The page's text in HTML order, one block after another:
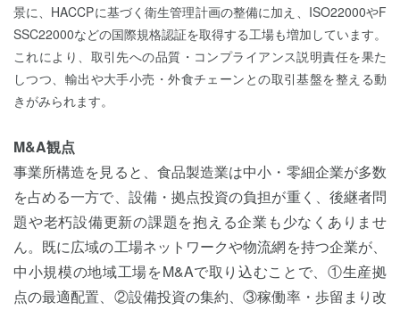
景に、HACCPに基づく衛生管理計画の整備に加え、ISO22000やF
SSC22000などの国際規格認証を取得する工場も増加しています。
これにより、取引先への品質・コンプライアンス説明責任を果た
しつつ、輸出や大手小売・外食チェーンとの取引基盤を整える動
きがみられます。
M&A観点
事業所構造を見ると、食品製造業は中小・零細企業が多数
を占める一方で、設備・拠点投資の負担が重く、後継者問
題や老朽設備更新の課題を抱える企業も少なくありませ
ん。既に広域の工場ネットワークや物流網を持つ企業が、
中小規模の地域工場をM&Aで取り込むことで、①生産拠
点の最適配置、②設備投資の集約、③稼働率・歩留まり改